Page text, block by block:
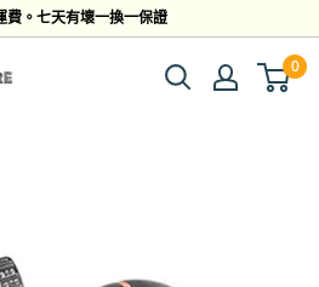
費。七天有壞一換一保證
0